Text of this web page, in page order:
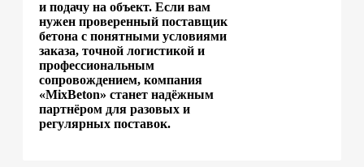
и подачу на объект. Если вам
нужен проверенный поставщик
бетона с понятными условиями
заказа, точной логистикой и
профессиональным
сопровождением, компания
«MixBeton» станет надёжным
партнёром для разовых и
регулярных поставок.